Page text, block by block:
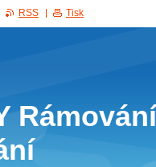
RSS Tisk